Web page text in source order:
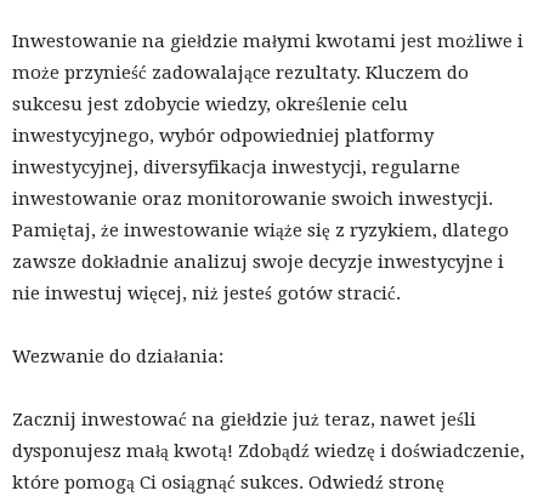
Inwestowanie na giełdzie małymi kwotami jest możliwe i
może przynieść zadowalające rezultaty. Kluczem do
sukcesu jest zdobycie wiedzy, określenie celu
inwestycyjnego, wybór odpowiedniej platformy
inwestycyjnej, diversyfikacja inwestycji, regularne
inwestowanie oraz monitorowanie swoich inwestycji.
Pamiętaj, że inwestowanie wiąże się z ryzykiem, dlatego
zawsze dokładnie analizuj swoje decyzje inwestycyjne i
nie inwestuj więcej, niż jesteś gotów stracić.
Wezwanie do działania:
Zacznij inwestować na giełdzie już teraz, nawet jeśli
dysponujesz małą kwotą! Zdobądź wiedzę i doświadczenie,
które pomogą Ci osiągnąć sukces. Odwiedź stronę